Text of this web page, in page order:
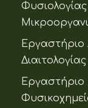
Εργαστήριο
Διαιτολογίας
Εργαστήριο